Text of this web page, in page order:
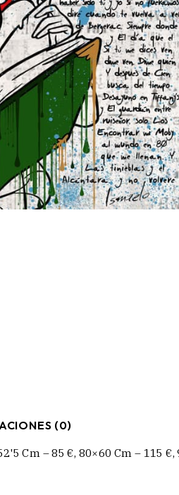
(0)
Cm – 85 €, 80×60 Cm – 115